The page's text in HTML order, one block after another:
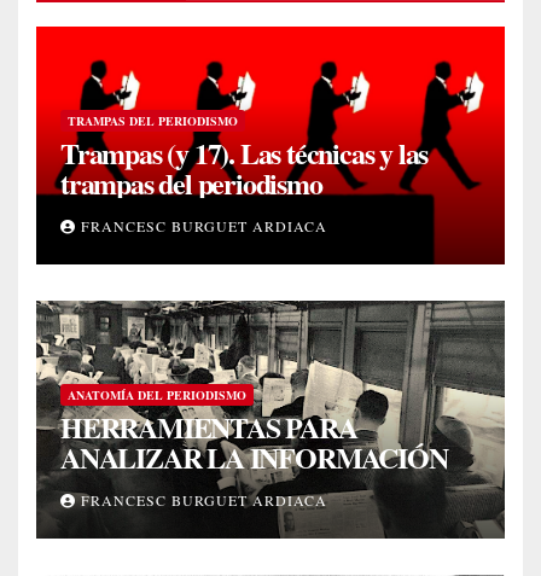
TRAMPAS DEL PERIODISMO
Trampas (y 17). Las técnicas y las
trampas del periodismo
FRANCESC BURGUET ARDIACA
ANATOMÍA DEL PERIODISMO
HERRAMIENTAS PARA
ANALIZAR LA INFORMACIÓN
FRANCESC BURGUET ARDIACA